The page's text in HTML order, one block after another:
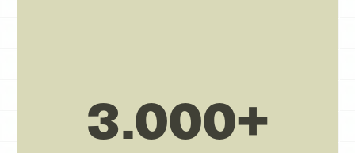
3.000+